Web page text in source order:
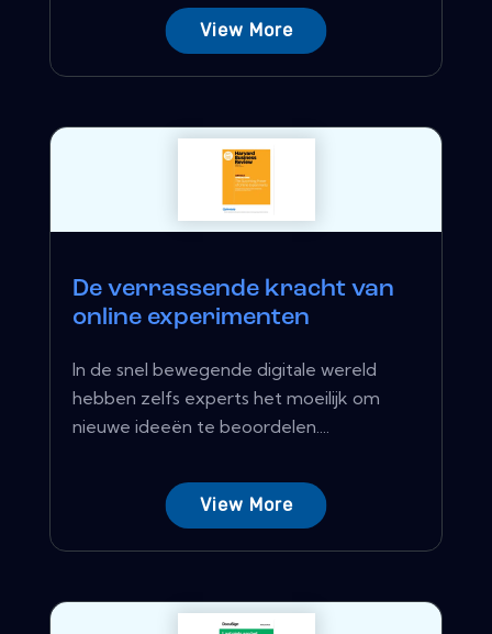
View More
De verrassende kracht van
online experimenten
In de snel bewegende digitale wereld
hebben zelfs experts het moeilijk om
nieuwe ideeën te beoordelen....
View More